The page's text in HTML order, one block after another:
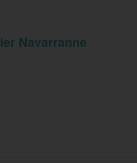
Navarranne